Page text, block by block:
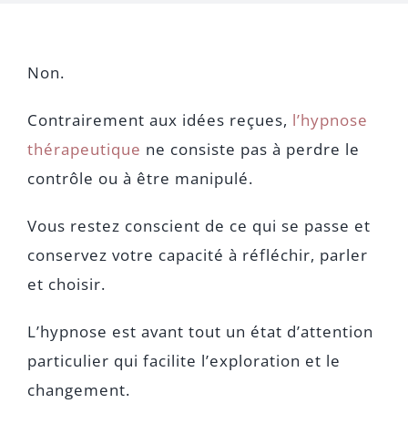
Non.
Contrairement aux idées reçues, l’hypnose
thérapeutique ne consiste pas à perdre le
contrôle ou à être manipulé.
Vous restez conscient de ce qui se passe et
conservez votre capacité à réfléchir, parler
et choisir.
L’hypnose est avant tout un état d’attention
particulier qui facilite l’exploration et le
changement.